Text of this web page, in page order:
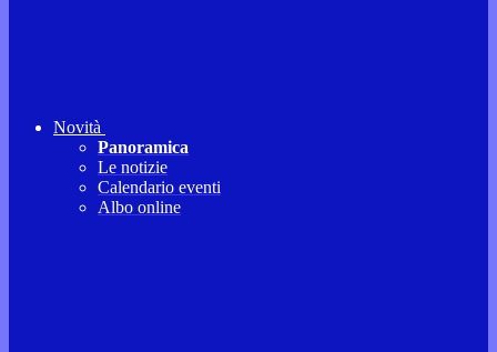
Novità
Panoramica
Le notizie
Calendario eventi
Albo online